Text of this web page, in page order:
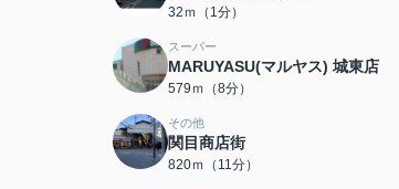
32ｍ（1分）
スーパー
MARUYASU(マルヤス) 城東店
579ｍ（8分）
その他
関目商店街
820ｍ（11分）